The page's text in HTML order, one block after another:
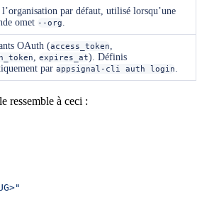
l’organisation par défaut, utilisé lorsqu’une
omet --org
OAuth (access_token
expires_at). Définis
par appsignal-cli auth login
ressemble à ceci :